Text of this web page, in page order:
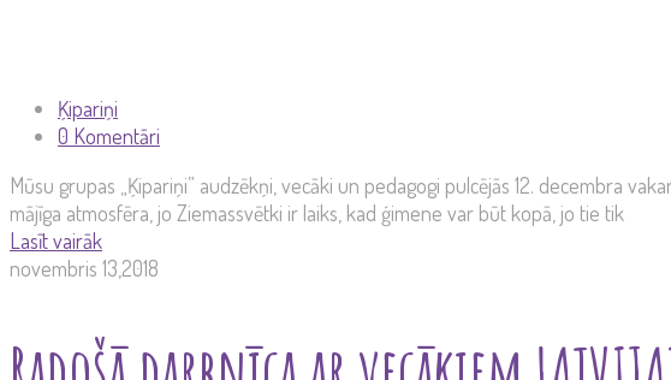
Ķipariņi
0 Komentāri
Mūsu grupas „Ķipariņi” audzēkņi, vecāki un pedagogi pulcējās 12. decembra
mājīga atmosfēra, jo Ziemassvētki ir laiks, kad ģimene var būt kopā, jo tie tik
Lasīt vairāk
novembris 13,2018